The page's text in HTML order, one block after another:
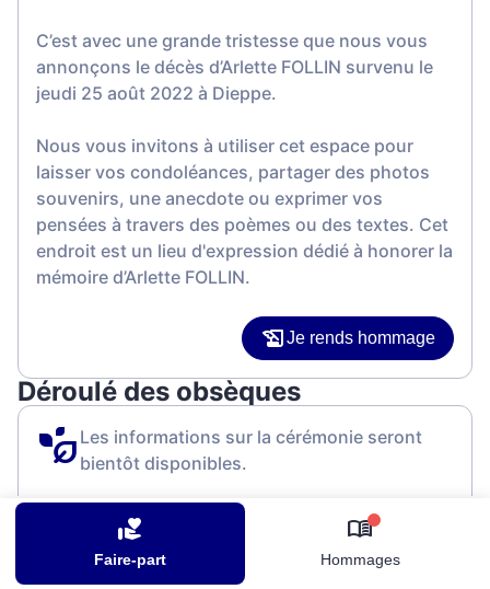
Faire-part Hommages
C’est avec une grande tristesse que nous vous
annonçons le décès d’Arlette FOLLIN survenu le
jeudi 25 août 2022 à Dieppe.
Nous vous invitons à utiliser cet espace pour
laisser vos condoléances, partager des photos
souvenirs, une anecdote ou exprimer vos
pensées à travers des poèmes ou des textes. Cet
endroit est un lieu d'expression dédié à honorer la
mémoire d’Arlette FOLLIN.
Je rends hommage
Déroulé des obsèques
Les informations sur la cérémonie seront
bientôt disponibles.
Activez une alerte si vous souhaitez être prévenu
dès que ces informations seront disponibles.
Recevoir une alerte par e-mail*